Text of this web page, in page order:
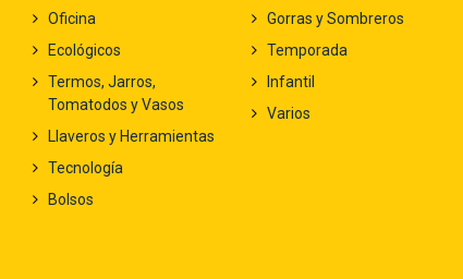
Oficina
Ecológicos
Termos, Jarros,
Tomatodos y Vasos
Llaveros y Herramientas
Tecnología
Bolsos
Gorras y Sombreros
Temporada
Infantil
Varios